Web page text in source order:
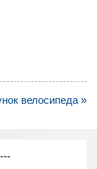
велосипеда »